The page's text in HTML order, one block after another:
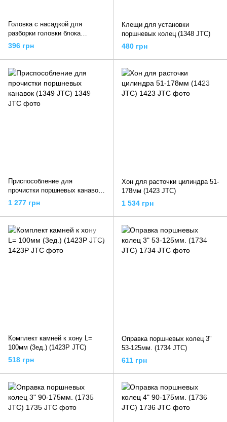
Головка с насадкой для
разборки головки блока
цилиндров 1/2" х M 10S (VW,
AUDI) (1216 JTC)
396 грн
Клещи для установки
поршневых колец (1348 JTC)
480 грн
Приспособление для
прочистки поршневых канавок
(1349 JTC)
1 277 грн
Хон для расточки цилиндра 51-
178мм (1423 JTC)
1 534 грн
Комплект камней к хону L=
100мм (3ед.) (1423P JTC)
518 грн
Оправка поршневых колец 3"
53-125мм. (1734 JTC)
611 грн